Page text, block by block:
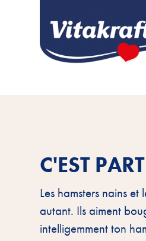
C'EST
Les hamsters nains
autant. Ils aiment
intelligemment ton